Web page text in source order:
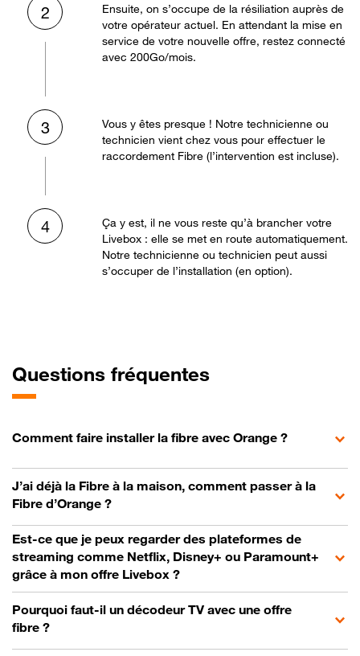
2
Ensuite, on s’occupe de la résiliation auprès de
votre opérateur actuel. En attendant la mise en
service de votre nouvelle offre, restez connecté
avec 200Go/mois.
3
Vous y êtes presque ! Notre technicienne ou
technicien vient chez vous pour effectuer le
raccordement Fibre (l’intervention est incluse).
4
Ça y est, il ne vous reste qu’à brancher votre
Livebox : elle se met en route automatiquement.
Notre technicienne ou technicien peut aussi
s’occuper de l’installation (en option).
Questions fréquentes
Comment faire installer la fibre avec Orange ?
J’ai déjà la Fibre à la maison, comment passer à la
Fibre d’Orange ?
Est-ce que je peux regarder des plateformes de
streaming comme Netflix, Disney+ ou Paramount+
grâce à mon offre Livebox ?
Pourquoi faut-il un décodeur TV avec une offre
fibre ?